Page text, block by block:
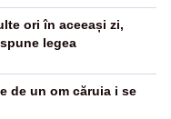
ori în aceeași zi,
legea
de un om căruia i se